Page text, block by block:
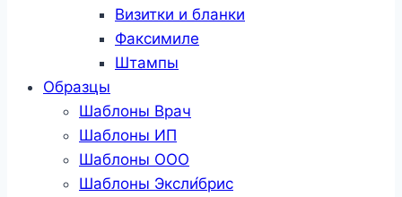
Визитки и бланки
Факсимиле
Штампы
Образцы
Шаблоны Врач
Шаблоны ИП
Шаблоны ООО
Шаблоны Эксли́брис